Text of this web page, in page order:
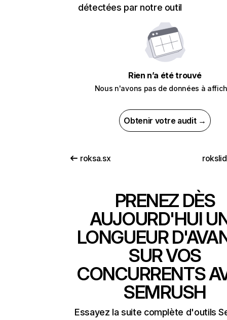
détectées par notre outil
Rien n’a été trouvé
Nous n'avons pas de données à
Obtenir votre audit →
roksa.sx
PRENEZ DÈS
AUJOURD'HUI
LONGUEUR
SUR VOS
CONCURRENTS
SEMRUSH
Essayez la suite complète d'outils